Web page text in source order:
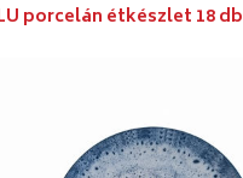
porcelán étkészlet 18 db